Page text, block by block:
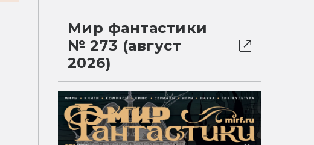
Мир фантастики
№ 273 (август
2026)